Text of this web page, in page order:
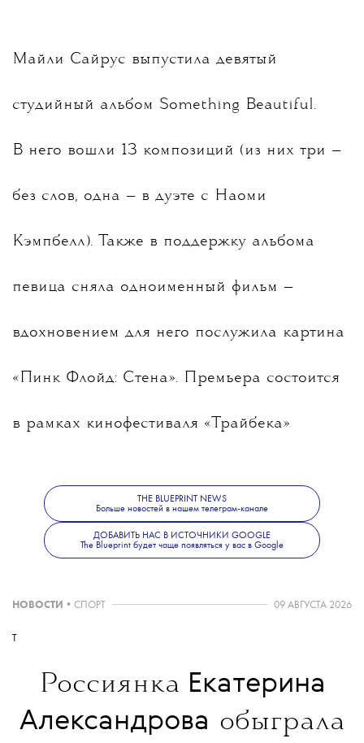
Майли Сайрус выпустила девятый
студийный альбом Something Beautiful.
В него вошли 13 композиций (из них три —
без слов, одна — в дуэте с Наоми
Кэмпбелл). Также в поддержку альбома
певица сняла одноименный фильм —
вдохновением для него послужила картина
«Пинк Флойд: Стена». Премьера состоится
в рамках кинофестиваля «Трайбека»
В интервью Harper’s Bazaar певица назвала
альбом экспериментальным и подчеркнула,
опытом для слушателей. «Я хочу
THE BLUEPRINT NEWS
Больше новостей в нашем телеграм-канале
ДОБАВИТЬ НАС В ИСТОЧНИКИ GOOGLE
The Blueprint будет чаще появляться у вас в Google
НОВОСТИ • СПОРТ 09 АВГУСТА 2026
T
Россиянка Екатерина
Александрова обыграла